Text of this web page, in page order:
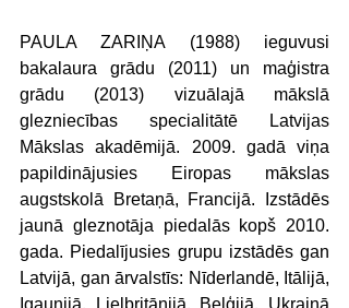
PAULA ZARIŅA (1988) ieguvusi
bakalaura grādu (2011) un maģistra
grādu (2013) vizuālajā mākslā
glezniecības specialitātē Latvijas
Mākslas akadēmijā. 2009. gadā viņa
papildinājusies Eiropas mākslas
augstskolā Bretaņā, Francijā. Izstādēs
jaunā gleznotāja piedalās kopš 2010.
gada. Piedalījusies grupu izstādēs gan
Latvijā, gan ārvalstīs: Nīderlandē, Itālijā,
Igaunijā, Lielbritānijā, Beļģijā, Ukrainā